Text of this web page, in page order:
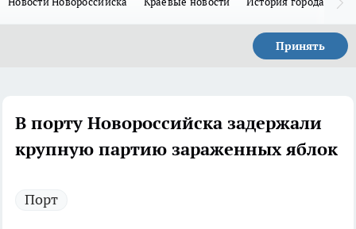
Принять
В порту Новороссийска задержали
крупную партию зараженных яблок
Порт